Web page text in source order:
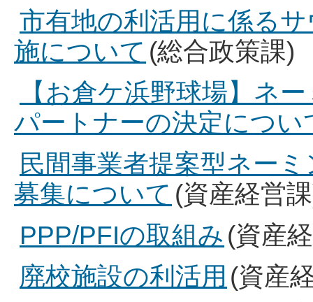
市有地の利活用に係る
施について (総合政策課)
【お倉ケ浜野球場】ネ
パートナーの決定につい
民間事業者提案型ネー
募集について (資産経営
PPP/PFIの取組み(資産
廃校施設の利活用 (資産